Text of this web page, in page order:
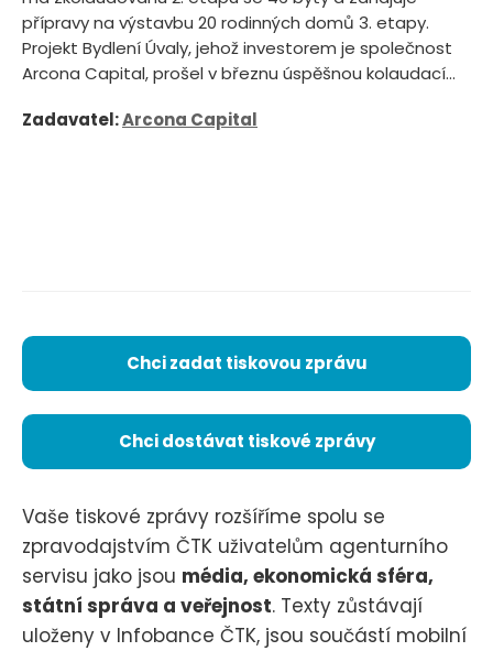
přípravy na výstavbu 20 rodinných domů 3. etapy.
Projekt Bydlení Úvaly, jehož investorem je společnost
Arcona Capital, prošel v březnu úspěšnou kolaudací...
Zadavatel:Arcona Capital
Chci zadat tiskovou zprávu
Chci dostávat tiskové zprávy
Vaše tiskové zprávy rozšíříme spolu se
zpravodajstvím ČTK uživatelům agenturního
servisu jako jsou média, ekonomická sféra,
státní správa a veřejnost. Texty zůstávají
uloženy v Infobance ČTK, jsou součástí mobilní